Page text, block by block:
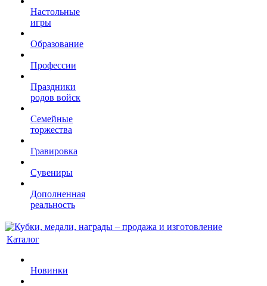
Настольные
игры
Образование
Профессии
Праздники
родов войск
Семейные
торжества
Гравировка
Сувениры
Дополненная
реальность
Каталог
Новинки